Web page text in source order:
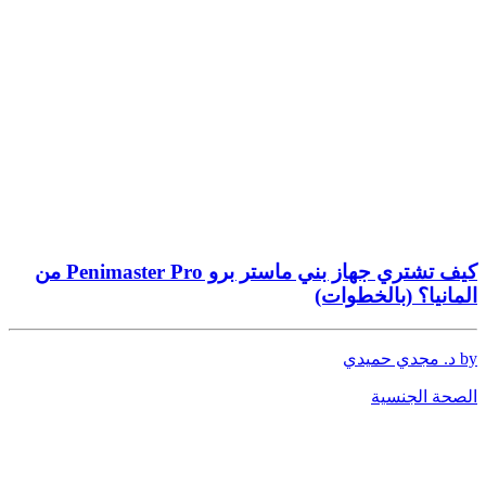
كيف تشتري جهاز بني ماستر برو Penimaster Pro من
المانيا؟ (بالخطوات)
by د. مجدي حميدي
الصحة الجنسية